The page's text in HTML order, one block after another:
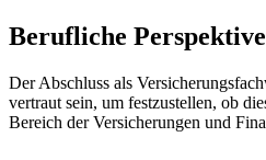
Berufliche
Der Abschluss als
vertraut sein, um festzustellen, ob
Bereich der Versicherungen und